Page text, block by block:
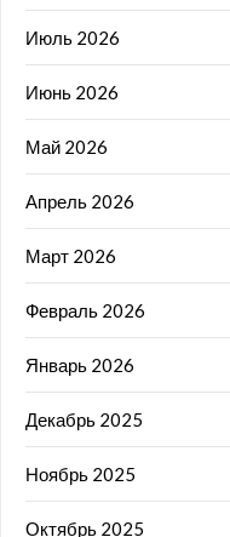
Июль 2026
Июнь 2026
Май 2026
Апрель 2026
Март 2026
Февраль 2026
Январь 2026
Декабрь 2025
Ноябрь 2025
Октябрь 2025